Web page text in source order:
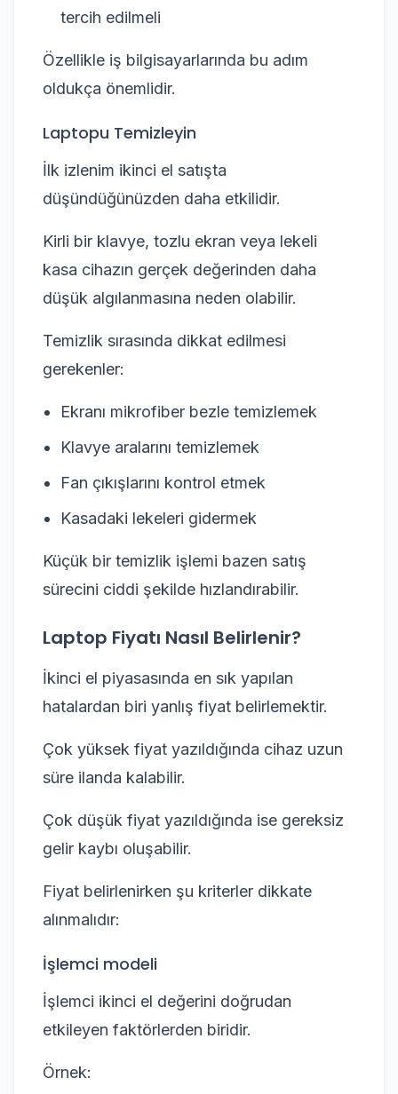
tercih edilmeli
Özellikle iş bilgisayarlarında bu adım
oldukça önemlidir.
Laptopu Temizleyin
İlk izlenim ikinci el satışta
düşündüğünüzden daha etkilidir.
Kirli bir klavye, tozlu ekran veya lekeli
kasa cihazın gerçek değerinden daha
düşük algılanmasına neden olabilir.
Temizlik sırasında dikkat edilmesi
gerekenler:
Ekranı mikrofiber bezle temizlemek
Klavye aralarını temizlemek
Fan çıkışlarını kontrol etmek
Kasadaki lekeleri gidermek
Küçük bir temizlik işlemi bazen satış
sürecini ciddi şekilde hızlandırabilir.
Laptop Fiyatı Nasıl Belirlenir?
İkinci el piyasasında en sık yapılan
hatalardan biri yanlış fiyat belirlemektir.
Çok yüksek fiyat yazıldığında cihaz uzun
süre ilanda kalabilir.
Çok düşük fiyat yazıldığında ise gereksiz
gelir kaybı oluşabilir.
Fiyat belirlenirken şu kriterler dikkate
alınmalıdır:
İşlemci modeli
İşlemci ikinci el değerini doğrudan
etkileyen faktörlerden biridir.
Örnek: